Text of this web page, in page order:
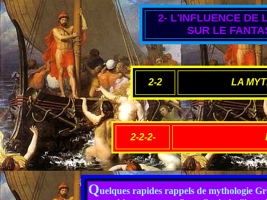
2- L'INFLUENCE DE
SUR LE
2-2 LA
2-2-2-
Quelques rapides rappels de mythologie